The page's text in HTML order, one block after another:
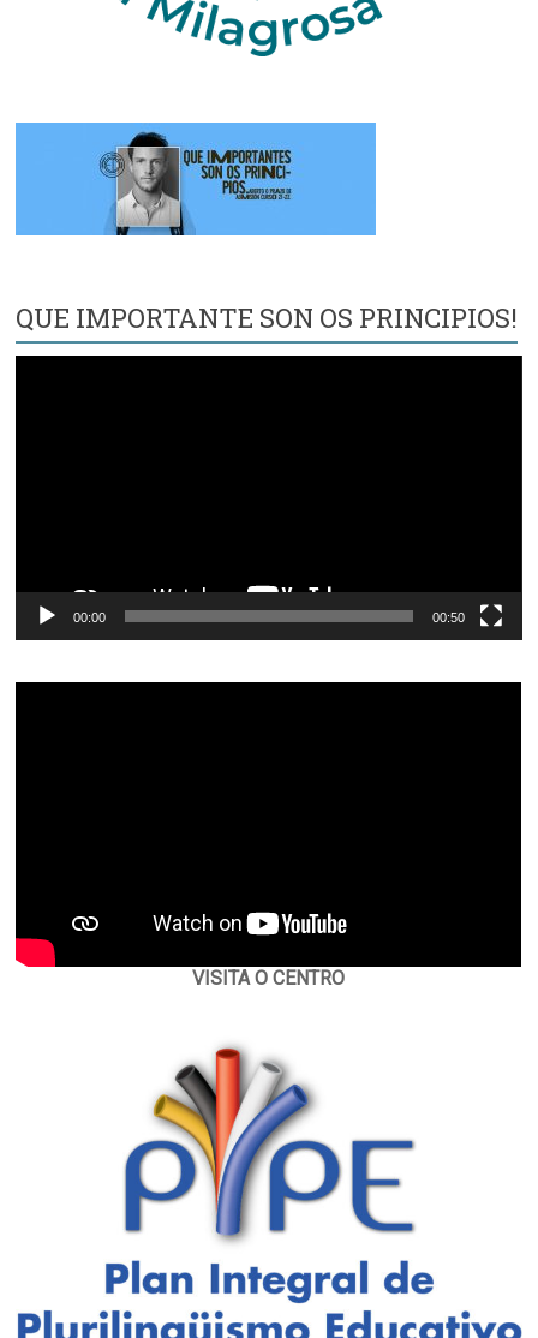
QUE IMPORTANTE SON OS PRINCIPIOS!
00:00 00:50
VISITA O CENTRO